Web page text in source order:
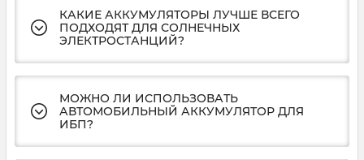
КАКИЕ АККУМУЛЯТОРЫ ЛУЧШЕ ВСЕГО
ПОДХОДЯТ ДЛЯ СОЛНЕЧНЫХ
ЭЛЕКТРОСТАНЦИЙ?
МОЖНО ЛИ ИСПОЛЬЗОВАТЬ
АВТОМОБИЛЬНЫЙ АККУМУЛЯТОР ДЛЯ
ИБП?